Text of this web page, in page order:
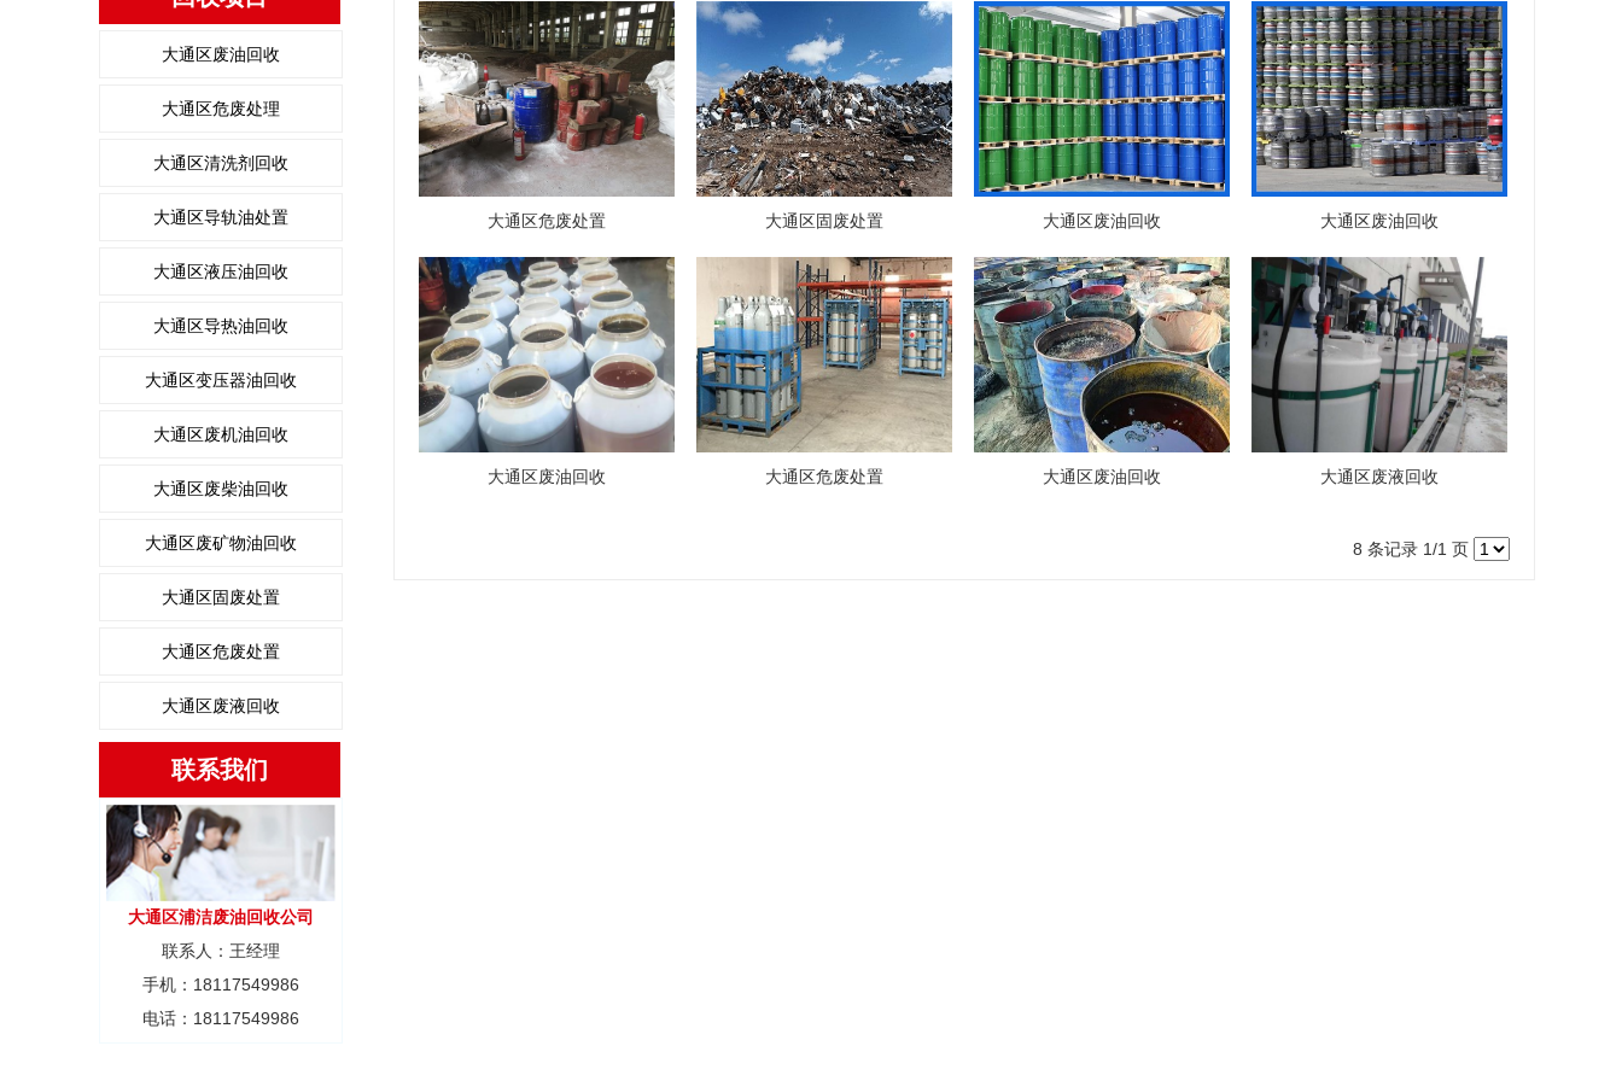
大通区废油回收
大通区危废处理
大通区清洗剂回收
大通区导轨油处置
大通区液压油回收
大通区导热油回收
大通区变压器油回收
大通区废机油回收
大通区废柴油回收
大通区废矿物油回收
大通区固废处置
大通区危废处置
大通区废液回收
联系我们
大通区浦洁废油回收公司
联系人：王经理
手机：18117549986
电话：18117549986
大通区危废处置 大通区固废处置 大通区废油回收 大通区废油回收
大通区废油回收 大通区危废处置 大通区废油回收 大通区废液回收
8 条记录 1/1 页